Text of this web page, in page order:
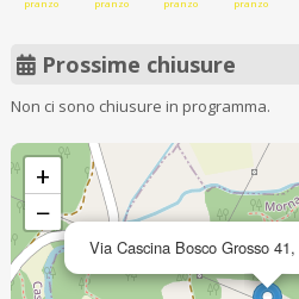
pranzo
pranzo
pranzo
pranzo
Prossime chiusure
Non ci sono chiusure in programma.
Via Cascina Bosco Grosso
+
−